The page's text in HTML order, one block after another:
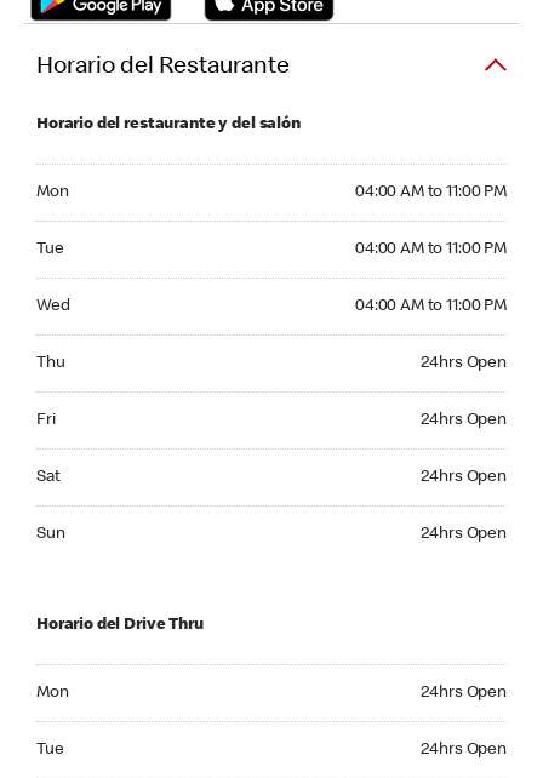
Horario del Restaurante
Horario del restaurante y del salón
Mon 04:00 AM to 11:00 PM
Tue 04:00 AM to 11:00 PM
Wed 04:00 AM to 11:00 PM
Thu 24hrs Open
Fri 24hrs Open
Sat 24hrs Open
Sun 24hrs Open
Horario del Drive Thru
Mon 24hrs Open
Tue 24hrs Open